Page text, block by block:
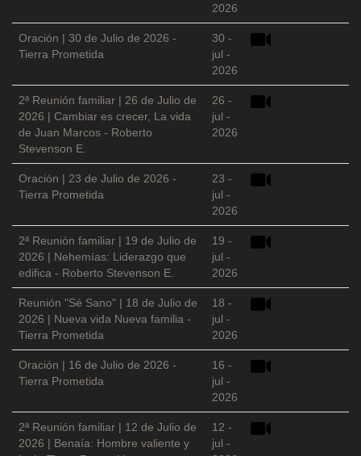
2026
Oración | 30 de Julio de 2026 -
Tierra Prometida
30 -
jul -
2026
2ª Reunión familiar | 26 de Julio de
2026 | Cambiar es crecer, La vida
de Juan Marcos - Roberto
Stevenson E.
26 -
jul -
2026
Oración | 23 de Julio de 2026 -
Tierra Prometida
23 -
jul -
2026
2ª Reunión familiar | 19 de Julio de
2026 | Nehemías: Liderazgo que
edifica - Roberto Stevenson E.
19 -
jul -
2026
Reunión "Sé Sano" | 18 de Julio de
2026 | Nueva vida Nueva familia -
Tierra Prometida
18 -
jul -
2026
Oración | 16 de Julio de 2026 -
Tierra Prometida
16 -
jul -
2026
2ª Reunión familiar | 12 de Julio de
2026 | Benaía: Hombre valiente y
12 -
jul -